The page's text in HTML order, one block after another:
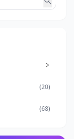
(20)
(68)